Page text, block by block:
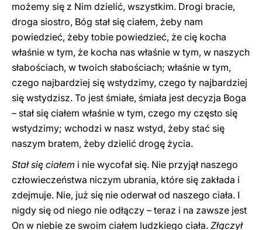
możemy się z Nim dzielić, wszystkim. Drogi bracie,
droga siostro, Bóg stał się ciałem, żeby nam
powiedzieć, żeby tobie powiedzieć, że cię kocha
właśnie w tym, że kocha nas właśnie w tym, w naszych
słabościach, w twoich słabościach; właśnie w tym,
czego najbardziej się wstydzimy, czego ty najbardziej
się wstydzisz. To jest śmiałe, śmiała jest decyzja Boga
– stał się ciałem właśnie w tym, czego my często się
wstydzimy; wchodzi w nasz wstyd, żeby stać się
naszym bratem, żeby dzielić drogę życia.
Stał się ciałem i nie wycofał się. Nie przyjął naszego
człowieczeństwa niczym ubrania, które się zakłada i
zdejmuje. Nie, już się nie oderwał od naszego ciała. I
nigdy się od niego nie odłączy – teraz i na zawsze jest
On w niebie ze swoim ciałem ludzkiego ciała. Złączył